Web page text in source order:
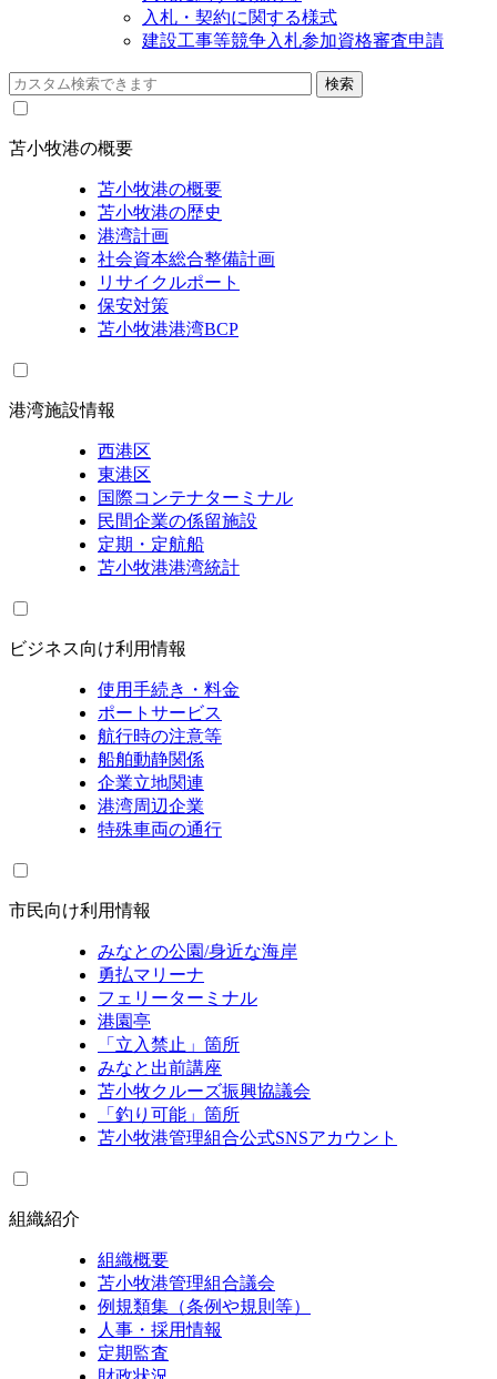
入札・契約に関する様式
建設工事等競争入札参加資格審査申請
苫小牧港の概要
苫小牧港の概要
苫小牧港の歴史
港湾計画
社会資本総合整備計画
リサイクルポート
保安対策
苫小牧港港湾BCP
港湾施設情報
西港区
東港区
国際コンテナターミナル
民間企業の係留施設
定期・定航船
苫小牧港港湾統計
ビジネス向け利用情報
使用手続き・料金
ポートサービス
航行時の注意等
船舶動静関係
企業立地関連
港湾周辺企業
特殊車両の通行
市民向け利用情報
みなとの公園/身近な海岸
勇払マリーナ
フェリーターミナル
港園亭
「立入禁止」箇所
みなと出前講座
苫小牧クルーズ振興協議会
「釣り可能」箇所
苫小牧港管理組合公式SNSアカウント
組織紹介
組織概要
苫小牧港管理組合議会
例規類集（条例や規則等）
人事・採用情報
定期監査